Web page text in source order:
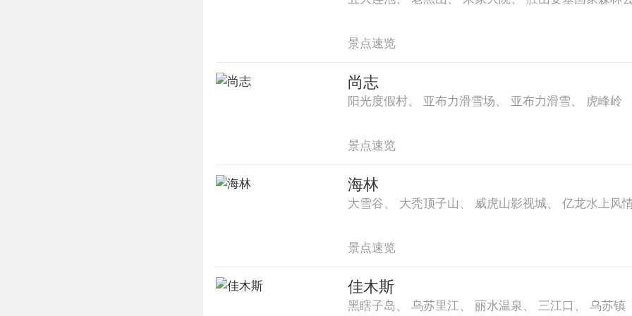
景点速览
尚志
阳光度假村、 亚布力滑雪场、 亚布力滑雪、 虎峰岭
景点速览
海林
大雪谷、 大秃顶子山 、 威虎山影视城、亿龙水上风
景点速览
佳木斯
黑瞎子岛 、乌苏里江、丽水温泉 、 三江口 、乌苏镇